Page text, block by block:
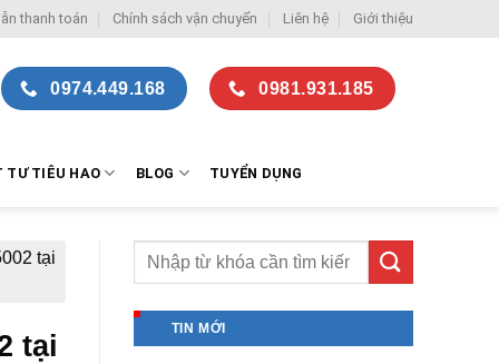
thanh toán Chính sách vận chuyển Liên hệ Giới thiệu
0974.449.168 0981.931.185
TƯ TIÊU HAO BLOG TUYỂN DỤNG
tại
tại TIN MỚI